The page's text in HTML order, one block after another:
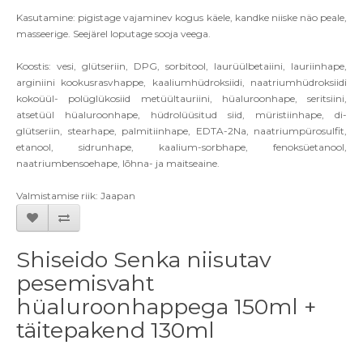
Kasutamine: pigistage vajaminev kogus käele, kandke niiske näo peale,
masseerige. Seejärel loputage sooja veega.
Koostis: vesi, glütseriin, DPG, sorbitool, laurüülbetaiini, lauriinhape,
arginiini kookusrasvhappe, kaaliumhüdroksiidi, naatriumhüdroksiidi
kokoüül- polüglükosiid metüültauriini, hüaluroonhape, seritsiini,
atsetüül hüaluroonhape, hüdrolüüsitud siid, müristiinhape, di-
glütseriin, stearhape, palmitiinhape, EDTA-2Na, naatriumpürosulfit,
etanool, sidrunhape, kaalium-sorbhape, fenoksüetanool,
naatriumbensoehape, lõhna- ja maitseaine.
Valmistamise riik: Jaapan
Shiseido Senka niisutav
pesemisvaht
hüaluroonhappega 150ml +
täitepakend 130ml